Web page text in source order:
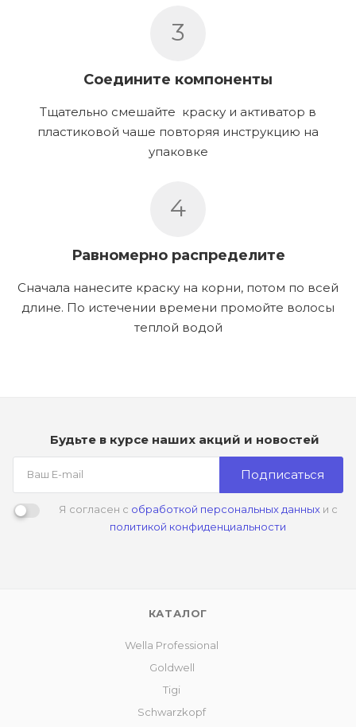
3
Соедините компоненты
Тщательно смешайте краску и активатор в
пластиковой чаше повторяя инструкцию на
упаковке
4
Равномерно распределите
Сначала нанесите краску на корни, потом по всей
длине. По истечении времени промойте волосы
теплой водой
Будьте в курсе наших акций и новостей
Подписаться
Я согласен с обработкой персональных данныхи с
политикой конфиденциальности
КАТАЛОГ
Wella Professional
Goldwell
Tigi
Schwarzkopf